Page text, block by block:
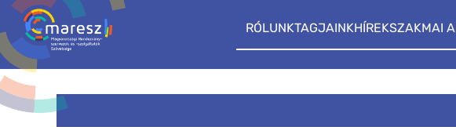
RÓLUNKTAGJAINKHÍREKSZAKMAI